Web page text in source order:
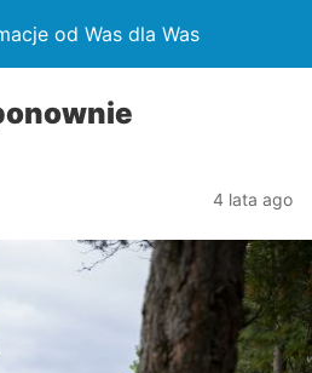
od Was dla Was
4 lata ago